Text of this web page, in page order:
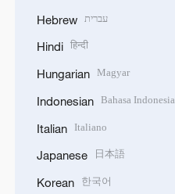
Hebrew עברית
Hindi हिन्दी
Hungarian Magyar
Indonesian Bahasa Indonesia
Italian Italiano
Japanese 日本語
Korean 한국어